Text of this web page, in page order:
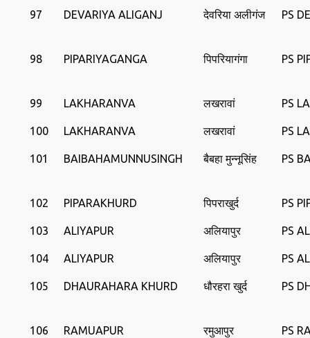
97 DEVARIYA ALIGANJ देवरिया अलीगंज PS
98 PIPARIYAGANGA पिपरियागंगा PS
99 LAKHARANVA लखरावां PS
100 LAKHARANVA लखरावां PS
101 BAIBAHAMUNNUSINGH बैबहा मुन्नूसिंह PS
102 PIPARAKHURD पिपराखुर्द PS
103 ALIYAPUR अलियापुर PS
104 ALIYAPUR अलियापुर PS
105 DHAURAHARA KHURD धौरहरा खुर्द PS
106 RAMUAPUR रमुआपुर PS